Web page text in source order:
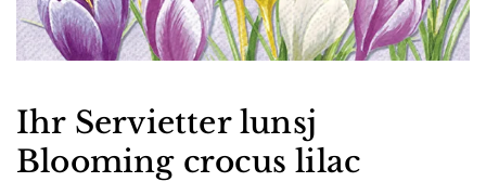
Ihr Servietter lunsj
Blooming crocus lilac